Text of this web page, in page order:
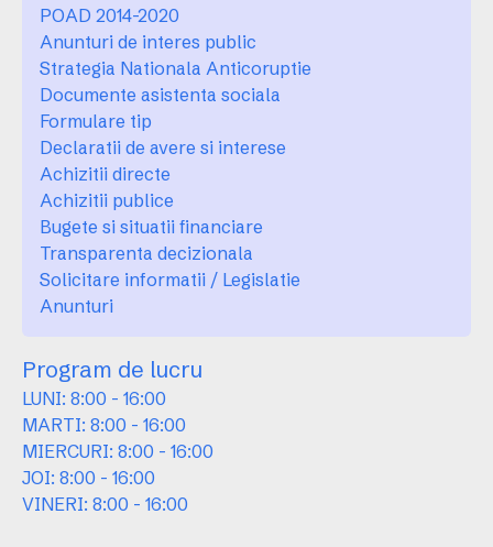
POAD 2014-2020
Anunturi de interes public
Strategia Nationala Anticoruptie
Documente asistenta sociala
Formulare tip
Declaratii de avere si interese
Achizitii directe
Achizitii publice
Bugete si situatii financiare
Transparenta decizionala
Solicitare informatii / Legislatie
Anunturi
Program de lucru
LUNI: 8:00 - 16:00
MARTI: 8:00 - 16:00
MIERCURI: 8:00 - 16:00
JOI: 8:00 - 16:00
VINERI: 8:00 - 16:00